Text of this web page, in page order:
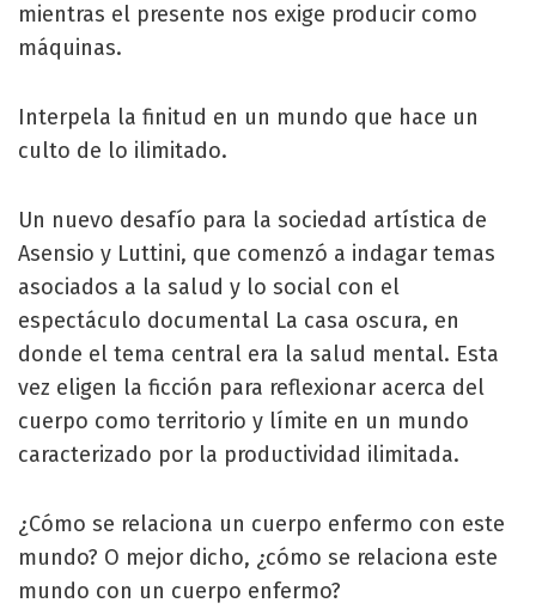
mientras el presente nos exige producir como
máquinas.
Interpela la finitud en un mundo que hace un
culto de lo ilimitado.
Un nuevo desafío para la sociedad artística de
Asensio y Luttini, que comenzó a indagar temas
asociados a la salud y lo social con el
espectáculo documental La casa oscura, en
donde el tema central era la salud mental. Esta
vez eligen la ficción para reflexionar acerca del
cuerpo como territorio y límite en un mundo
caracterizado por la productividad ilimitada.
¿Cómo se relaciona un cuerpo enfermo con este
mundo? O mejor dicho, ¿cómo se relaciona este
mundo con un cuerpo enfermo?